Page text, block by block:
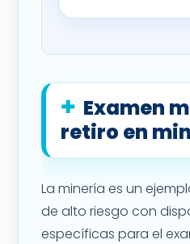
Examen
retiro en
La minería es un
de alto riesgo con
específicas para el